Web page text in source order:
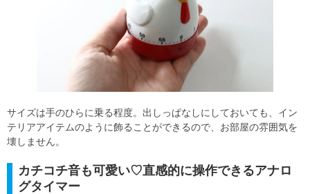
サイズは手のひらに乗る程度。出しっぱなしにしておいても、イン
テリアアイテムのように飾ることができるので、お部屋の雰囲気を
壊しません。
カチコチ音も可愛い♡直感的に操作できるアナロ
グタイマー